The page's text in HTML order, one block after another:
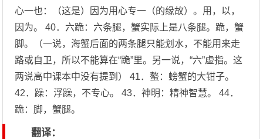
心一也：（这是）因为用心专一（的缘故）。用，以，
因为。 40．六跪：六条腿，蟹实际上是八条腿。跪，蟹
脚。（一说，海蟹后面的两条腿只能划水，不能用来走
路或自卫，所以不能算在“跪”里。另一说，“六”虚指。这
两说高中课本中没有提到） 41．螯：螃蟹的大钳子。
42．躁：浮躁，不专心。 43．神明：精神智慧。 44．
跪：脚，蟹腿。
翻译：